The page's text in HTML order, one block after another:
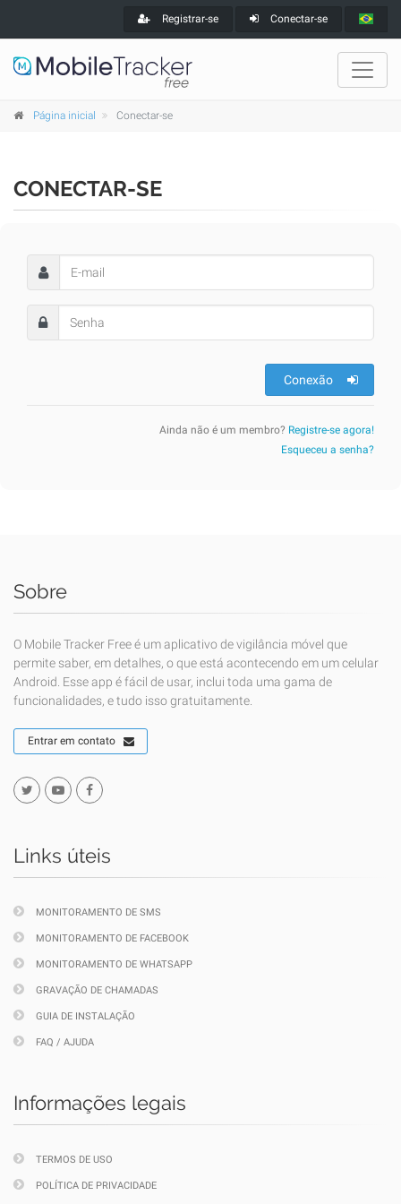
Registrar-se Conectar-se
Página inicial Conectar-se
CONECTAR-SE
Conexão
Ainda não é um membro? Registre-se agora!
Esqueceu a senha?
Sobre
O Mobile Tracker Free é um aplicativo de vigilância móvel que
permite saber, em detalhes, o que está acontecendo em um celular
Android. Esse app é fácil de usar, inclui toda uma gama de
funcionalidades, e tudo isso gratuitamente.
Entrar em contato
Links úteis
MONITORAMENTO DE SMS
MONITORAMENTO DE FACEBOOK
MONITORAMENTO DE WHATSAPP
GRAVAÇÃO DE CHAMADAS
GUIA DE INSTALAÇÃO
FAQ / AJUDA
Informações legais
TERMOS DE USO
POLÍTICA DE PRIVACIDADE